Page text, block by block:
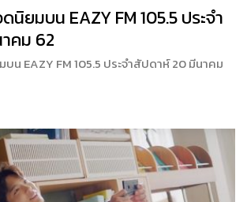
ยมบน EAZY FM 105.5 ประจำ
คม 62
น EAZY FM 105.5 ประจำสัปดาห์ 20 มีนาคม